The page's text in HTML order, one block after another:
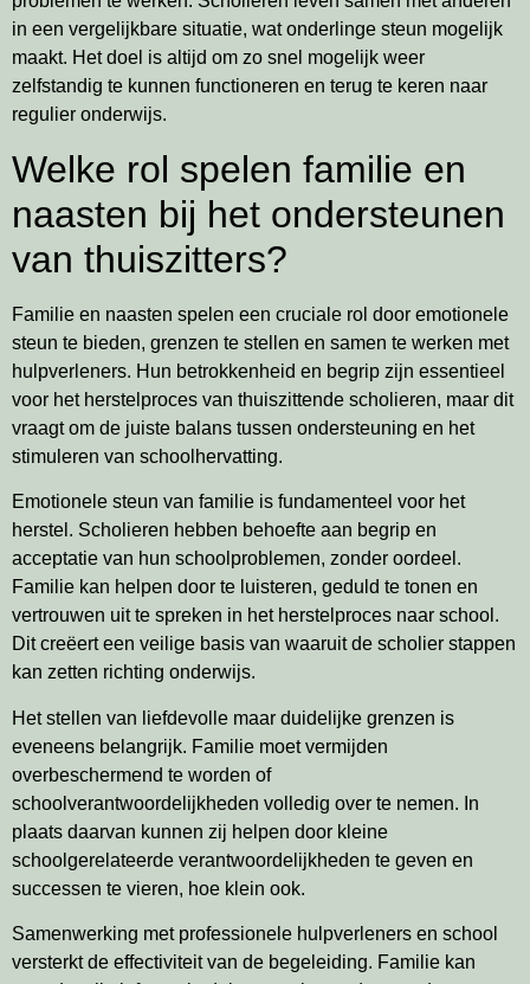
in een vergelijkbare situatie, wat onderlinge steun mogelijk
maakt. Het doel is altijd om zo snel mogelijk weer
zelfstandig te kunnen functioneren en terug te keren naar
regulier onderwijs.
Welke rol spelen familie en
naasten bij het ondersteunen
van thuiszitters?
Familie en naasten spelen een cruciale rol door emotionele
steun te bieden, grenzen te stellen en samen te werken met
hulpverleners. Hun betrokkenheid en begrip zijn essentieel
voor het herstelproces van thuiszittende scholieren, maar dit
vraagt om de juiste balans tussen ondersteuning en het
stimuleren van schoolhervatting.
Emotionele steun van familie is fundamenteel voor het
herstel. Scholieren hebben behoefte aan begrip en
acceptatie van hun schoolproblemen, zonder oordeel.
Familie kan helpen door te luisteren, geduld te tonen en
vertrouwen uit te spreken in het herstelproces naar school.
Dit creëert een veilige basis van waaruit de scholier stappen
kan zetten richting onderwijs.
Het stellen van liefdevolle maar duidelijke grenzen is
eveneens belangrijk. Familie moet vermijden
overbeschermend te worden of
schoolverantwoordelijkheden volledig over te nemen. In
plaats daarvan kunnen zij helpen door kleine
schoolgerelateerde verantwoordelijkheden te geven en
successen te vieren, hoe klein ook.
Samenwerking met professionele hulpverleners en school
versterkt de effectiviteit van de begeleiding. Familie kan